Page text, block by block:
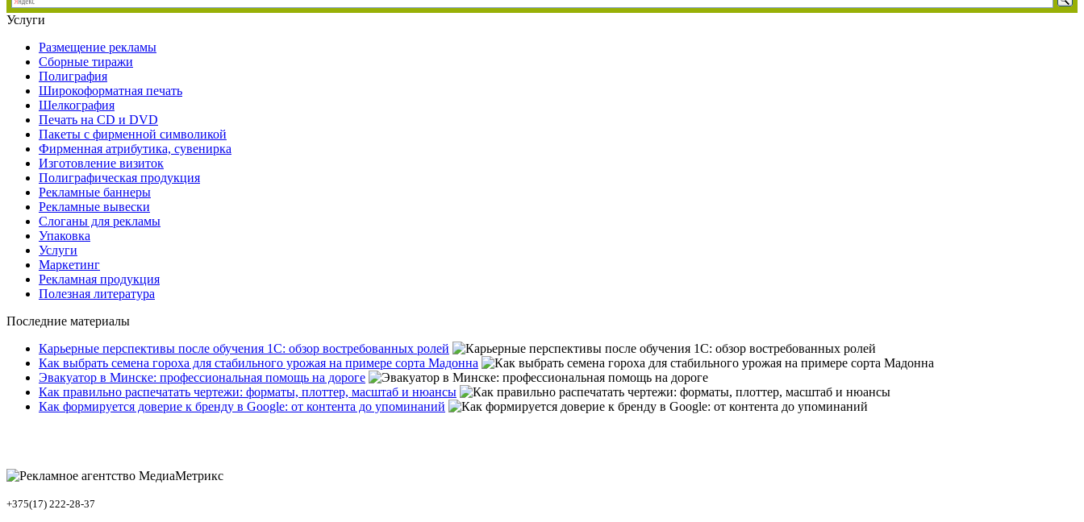
Услуги
Размещение рекламы
Сборные тиражи
Полиграфия
Широкоформатная печать
Шелкография
Печать на СD и DVD
Пакеты с фирменной символикой
Фирменная атрибутика, сувенирка
Изготовление визиток
Полиграфическая продукция
Рекламные баннеры
Рекламные вывески
Слоганы для рекламы
Упаковка
Услуги
Маркетинг
Рекламная продукция
Полезная литература
Последние материалы
Карьерные перспективы после обучения 1С: обзор востребованных ролей
Как выбрать семена гороха для стабильного урожая на примере сорта Мадонна
Эвакуатор в Минске: профессиональная помощь на дороге
Как правильно распечатать чертежи: форматы, плоттер, масштаб и нюансы
Как формируется доверие к бренду в Google: от контента до упоминаний
+375(17) 222-28-37